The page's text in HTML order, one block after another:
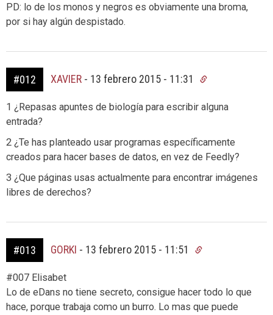
PD: lo de los monos y negros es obviamente una broma,
por si hay algún despistado.
#012 XAVIER - 13 febrero 2015 - 11:31
1 ¿Repasas apuntes de biología para escribir alguna
entrada?
2 ¿Te has planteado usar programas específicamente
creados para hacer bases de datos, en vez de Feedly?
3 ¿Que páginas usas actualmente para encontrar imágenes
libres de derechos?
#013 GORKI - 13 febrero 2015 - 11:51
#007 Elisabet
Lo de eDans no tiene secreto, consigue hacer todo lo que
hace, porque trabaja como un burro. Lo mas que puede